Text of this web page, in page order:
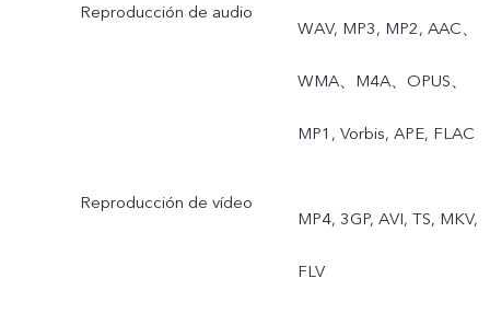
Reproducción de audio
WAV, MP3, MP2, AAC、
WMA、M4A、OPUS、
MP1, Vorbis, APE, FLAC
Reproducción de vídeo
MP4, 3GP, AVI, TS, MKV,
FLV